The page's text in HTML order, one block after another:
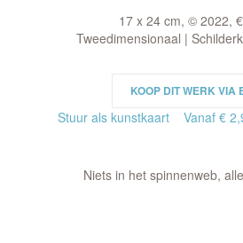
17 x 24 cm, © 2022,
Tweedimensionaal |
KOOP DIT WERK VIA
Stuur als kunstkaart Vanaf €
Niets in het spinnenweb,